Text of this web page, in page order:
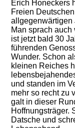
Erich Honeckers
Freien
allgegenwärtigen
Man sprach auch
ist jetzt bald 30
führenden
Wunder. Schon
kleinen Reiches
und standen im
mehr so recht zu
galt in dieser
Hoffnungsträger.
Datsche und